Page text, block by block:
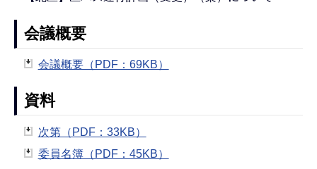
会議概要
会議概要（PDF：69KB）
資料
次第（PDF：33KB）
委員名簿（PDF：45KB）